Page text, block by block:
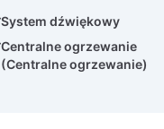
System dźwiękowy
Centralne ogrzewanie
(Centralne ogrzewanie)